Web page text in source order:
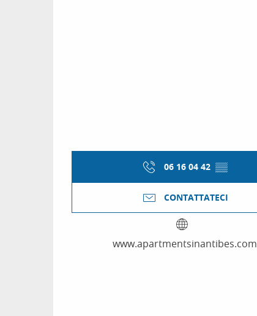
06 16 04 42 ▒▒
CONTATTATECI
www.apartmentsinantibes.com